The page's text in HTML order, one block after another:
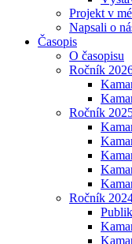
Projekt v
Napsali o
Časopis
O časopisu
Ročník
Ročník
Ročník